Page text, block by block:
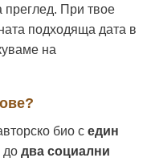
преглед. При твое
подходяща дата в
на
био с един
до два социални